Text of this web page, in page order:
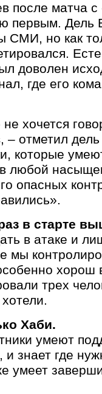
после матча
первым. Дель
СМИ, но как
доволен
где его
хочется
– отметил
которые
любой
опасных
в старте
в атаке и
мы
хорош
трех
Хаби.
умеют
знает где
умеет